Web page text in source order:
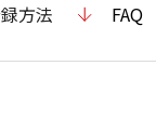
方法 FAQ